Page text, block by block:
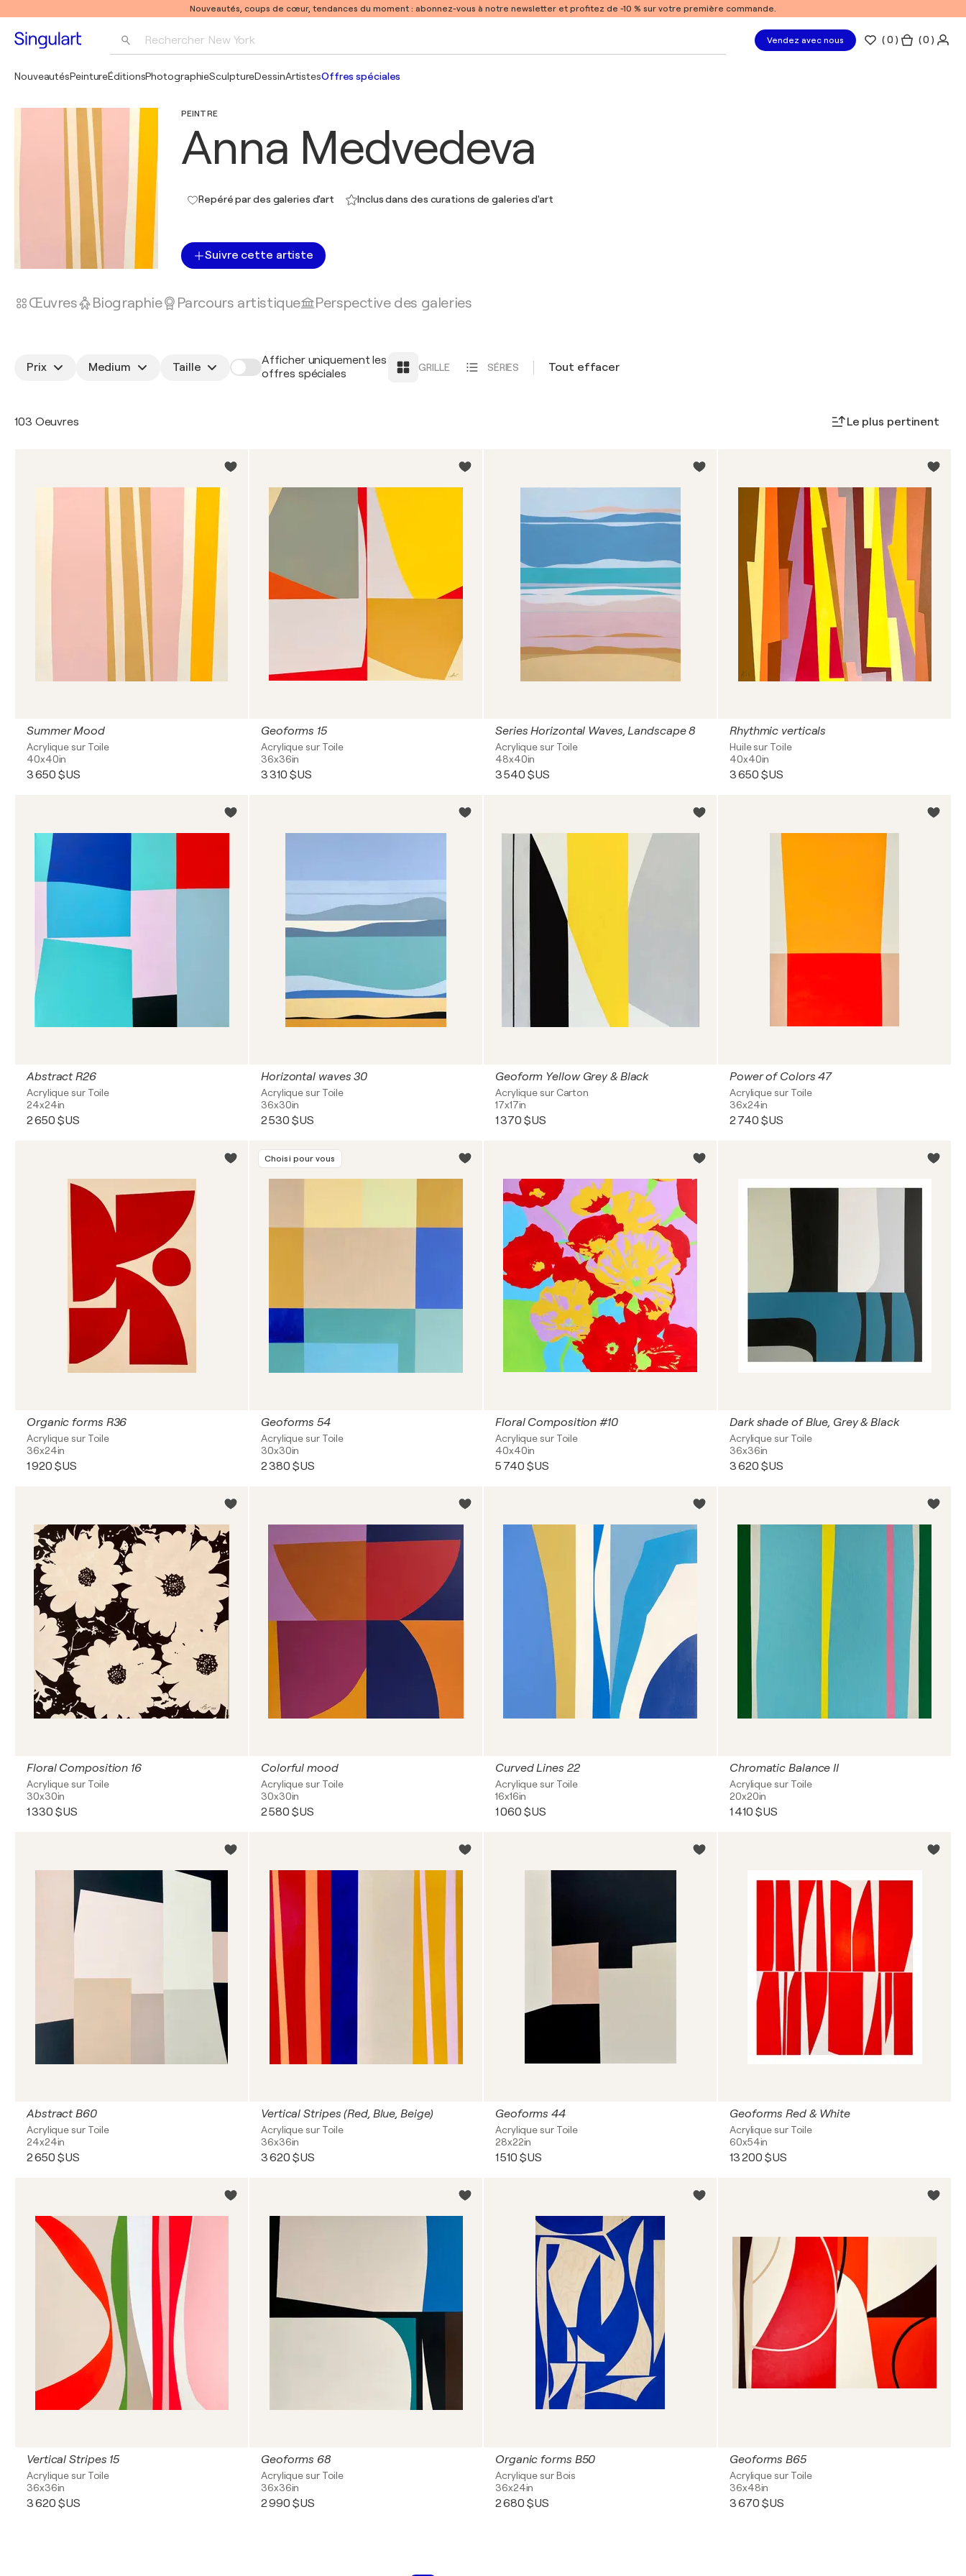
Nouveautés, coups de cœur, tendances du moment : abonnez-vous à notre newsletter et profitez de -10 % sur votre première commande.
Rechercher New York Vendez avec nous (0 ) ( 0 )
NouveautésPeintureÉditionsPhotographieSculptureDessinArtistesOffres spéciales
PEINTRE
Anna Medvedeva
Repéré par des galeries d'art Inclus dans des curations de galeries d'art
Suivre cette artiste
Œuvres Biographie Parcours artistique Perspective des galeries
Prix Medium Taille
Afficher uniquement les
offres spéciales
GRILLE SÉRIES Tout effacer
103 Oeuvres Le plus pertinent
Summer Mood
Acrylique sur Toile
40x40in
3 650 $US
Geoforms 15
Acrylique sur Toile
36x36in
3 310 $US
Series Horizontal Waves, Landscape 8
Acrylique sur Toile
48x40in
3 540 $US
Rhythmic verticals
Huile sur Toile
40x40in
3 650 $US
Abstract R26
Acrylique sur Toile
24x24in
2 650 $US
Horizontal waves 30
Acrylique sur Toile
36x30in
2 530 $US
Geoform Yellow Grey & Black
Acrylique sur Carton
17x17in
1 370 $US
Power of Colors 47
Acrylique sur Toile
36x24in
2 740 $US
Organic forms R36
Acrylique sur Toile
36x24in
1 920 $US
Choisi pour vous
Geoforms 54
Acrylique sur Toile
30x30in
2 380 $US
Floral Composition #10
Acrylique sur Toile
40x40in
5 740 $US
Dark shade of Blue, Grey & Black
Acrylique sur Toile
36x36in
3 620 $US
Floral Composition 16
Acrylique sur Toile
30x30in
1 330 $US
Colorful mood
Acrylique sur Toile
30x30in
2 580 $US
Curved Lines 22
Acrylique sur Toile
16x16in
1 060 $US
Chromatic Balance II
Acrylique sur Toile
20x20in
1 410 $US
Abstract B60
Acrylique sur Toile
24x24in
2 650 $US
Vertical Stripes (Red, Blue, Beige)
Acrylique sur Toile
36x36in
3 620 $US
Geoforms 44
Acrylique sur Toile
28x22in
1 510 $US
Geoforms Red & White
Acrylique sur Toile
60x54in
13 200 $US
Vertical Stripes 15
Acrylique sur Toile
36x36in
3 620 $US
Geoforms 68
Acrylique sur Toile
36x36in
2 990 $US
Organic forms B50
Acrylique sur Bois
36x24in
2 680 $US
Geoforms B65
Acrylique sur Toile
36x48in
3 670 $US